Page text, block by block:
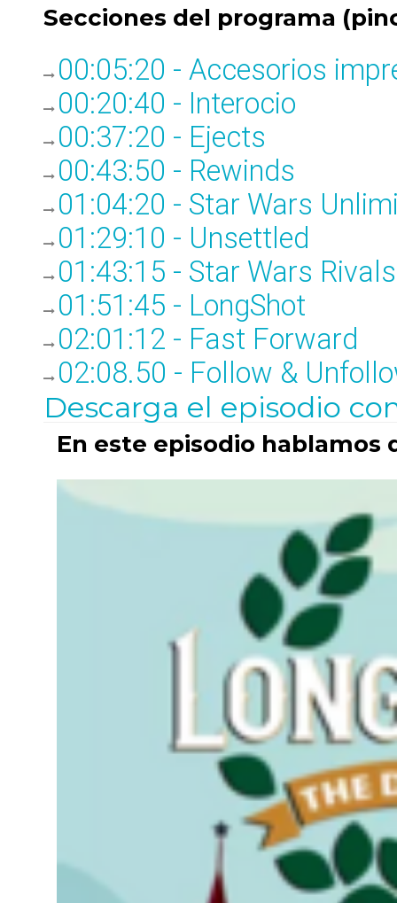
Secciones del programa
00:05:20 - Accesorios
00:20:40 - Interocio
00:37:20 - Ejects
00:43:50 - Rewinds
01:04:20 - Star Wars
01:29:10 - Unsettled
01:43:15 - Star Wars Rivals
01:51:45 - LongShot
02:01:12 - Fast Forward
02:08.50 - Follow &
Descarga el episodio
En este episodio hablamos